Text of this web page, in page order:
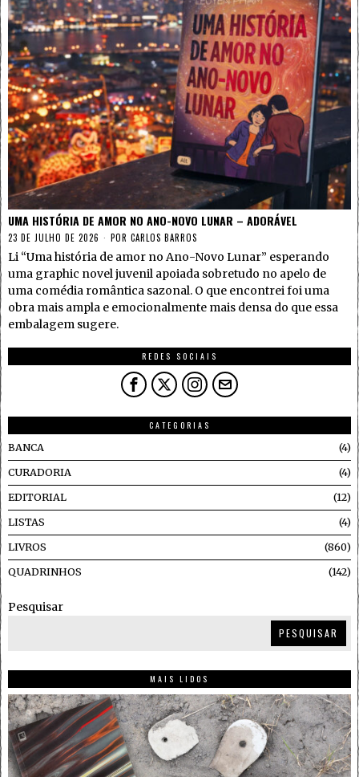
UMA HISTÓRIA DE AMOR NO ANO-NOVO LUNAR – ADORÁVEL
23 DE JULHO DE 2026 POR CARLOS BARROS
Li “Uma história de amor no Ano-Novo Lunar” esperando
uma graphic novel juvenil apoiada sobretudo no apelo de
uma comédia romântica sazonal. O que encontrei foi uma
obra mais ampla e emocionalmente mais densa do que essa
embalagem sugere.
REDES SOCIAIS
CATEGORIAS
BANCA
4
CURADORIA 4
EDITORIAL 12
LISTAS 4
LIVROS 860
QUADRINHOS 142
Pesquisar
PESQUISAR
MAIS LIDOS